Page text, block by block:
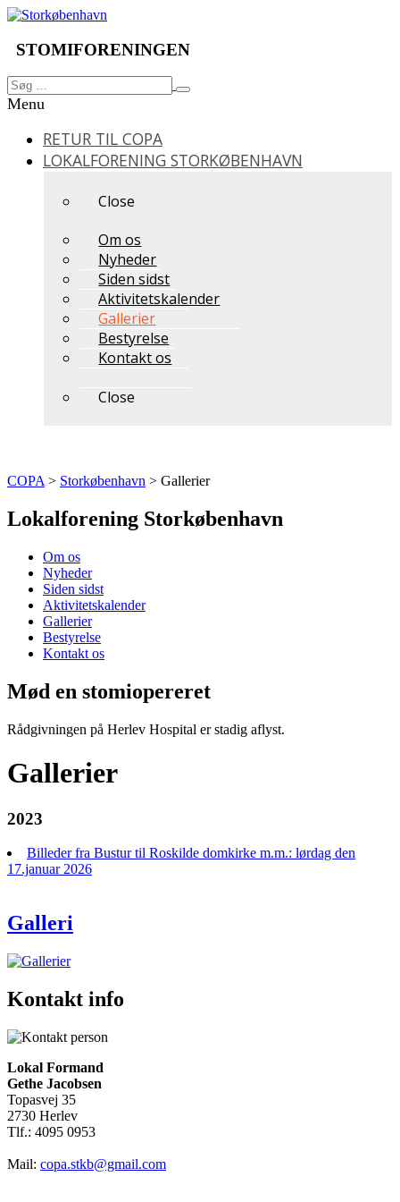
Videre
indhold
STOMIFORENINGEN
Søg
efter:
Søg
Menu
RETUR TIL COPA
LOKALFORENING STORKØBENHAVN
Close
Om os
Nyheder
Siden sidst
Aktivitetskalender
Gallerier
Bestyrelse
Kontakt os
Close
COPA > Storkøbenhavn > Gallerier
Lokalforening Storkøbenhavn
Om os
Nyheder
Siden sidst
Aktivitetskalender
Gallerier
Bestyrelse
Kontakt os
Mød en stomiopereret
Rådgivningen på Herlev Hospital er stadig aflyst.
Gallerier
2023
Billeder fra Bustur til Roskilde domkirke m.m.: lørdag den
17.januar 2026
Galleri
Kontakt info
Lokal Formand
Gethe Jacobsen
Topasvej 35
2730 Herlev
Tlf.: 4095 0953
Mail: copa.stkb@gmail.com